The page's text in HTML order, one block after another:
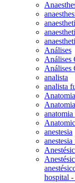
Análises
Análises
Análises
analista
analista
Anatomia
anestesia
anestesia
hospital